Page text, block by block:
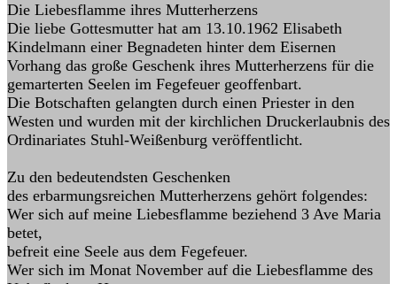
Die Liebesflamme ihres Mutterherzens
Die liebe Gottesmutter hat am 13.10.1962 Elisabeth
Kindelmann einer Begnadeten hinter dem Eisernen
Vorhang das große Geschenk ihres Mutterherzens für die
gemarterten Seelen im Fegefeuer geoffenbart.
Die Botschaften gelangten durch einen Priester in den
Westen und wurden mit der kirchlichen Druckerlaubnis des
Ordinariates Stuhl-Weißenburg veröffentlicht.
Zu den bedeutendsten Geschenken
des erbarmungsreichen Mutterherzens gehört folgendes:
Wer sich auf meine Liebesflamme beziehend 3 Ave Maria
betet,
befreit eine Seele aus dem Fegefeuer.
Wer sich im Monat November auf die Liebesflamme des